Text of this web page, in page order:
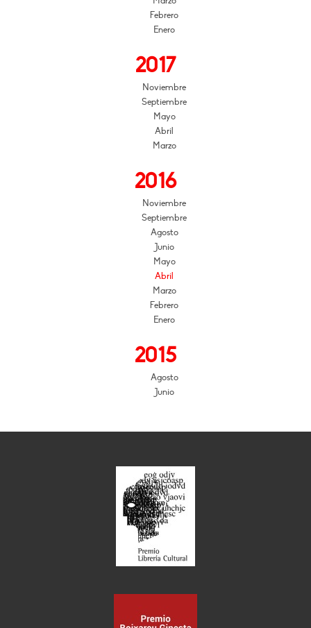
Febrero
Enero
2017
Noviembre
Septiembre
Mayo
Abril
Marzo
2016
Noviembre
Septiembre
Agosto
Junio
Mayo
Abril
Marzo
Febrero
Enero
2015
Agosto
Junio